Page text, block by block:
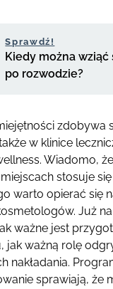
Sprawdź!
Kiedy można
po rozwodzie?
zdobywa
w klinice
Wiadomo,
stosuje
warto opierać się
Już
ważne jest
jak ważną rolę
nakładania.
sprawiają, że